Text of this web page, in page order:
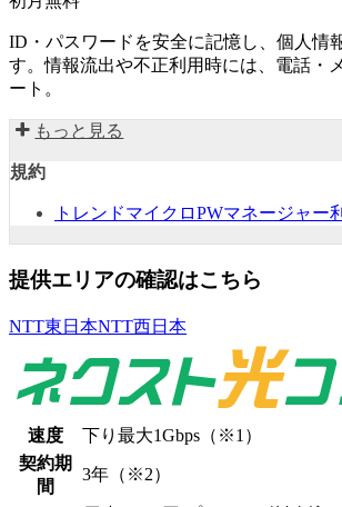
ID・パスワードを安全に記憶し、個人情
す。情報流出や不正利用時には、電話・
ート。
もっと見る
規約
トレンドマイクロPWマネージャー
提供エリアの確認はこちら
NTT東日本NTT西日本
速度 下り最大1Gbps （※1）
契約期
間
3年 （※2）